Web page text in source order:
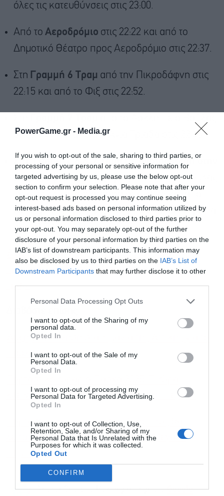
PowerGame.gr - Media.gr
If you wish to opt-out of the sale, sharing to third parties, or
processing of your personal or sensitive information for
targeted advertising by us, please use the below opt-out
section to confirm your selection. Please note that after your
opt-out request is processed you may continue seeing
interest-based ads based on personal information utilized by
us or personal information disclosed to third parties prior to
your opt-out. You may separately opt-out of the further
disclosure of your personal information by third parties on the
IAB’s list of downstream participants. This information may
also be disclosed by us to third parties on the IAB’s List of
Downstream Participants that may further disclose it to other
Personal Data Processing Opt Outs
I want to opt-out of the Sharing of my
personal data.
Opted In
I want to opt-out of the Sale of my
Personal Data.
Opted In
I want to opt-out of processing my
Personal Data for Targeted Advertising.
Opted In
I want to opt-out of Collection, Use,
Retention, Sale, and/or Sharing of my
Personal Data that Is Unrelated with the
Purposes for which it was collected.
Opted Out
CONFIRM
όλες τις κατευθύνσεις στις 23:00.
Από το Αεροδρόμιο στις 22:22 και από το
Δημοτικό Θέατρο προς Αεροδρόμιο στις 22:37.
Στη Γραμμή 6 Τραμ από την Πικροδάφνη στις
22:15 και από το Φιξ στις 22:52.
στις 21:44 και από την Αγία Τριάδα στις 22:43.
Στις Γραμμές 6 & 7 Τραμ με ανταπόκριση στην
Πικροδάφνηαπό Φιξ προς Ασκληπιείο Βούλας
στις 22:22 και αντίστροφα στις 21:29 και από
Αγία Τριάδα προς Φιξ στις 21:43 και αντίστροφα
στις 21:37.
Αναλυτικά τα τελευταία δρομολόγια για τις
Γραμμές 1, 2 & 3 του Μετρό, καθώς και στο
Τραμ.
Αυξημένη κίνηση στα λιμάνια της Αττικής για το
Πάσχα
κλείνουν τα καταστήματα τη Μεγάλη Πέμπτη
Εορταστικό ωράριο Πάσχα 2025: Πώς θα
λειτουργήσουν τα καταστήματα τη Μεγάλη
Πέμπτη
Ακολουθήστε το Powergame.gr στοGoogle
Εγγραφή στο
και την πολιτική απορρήτου